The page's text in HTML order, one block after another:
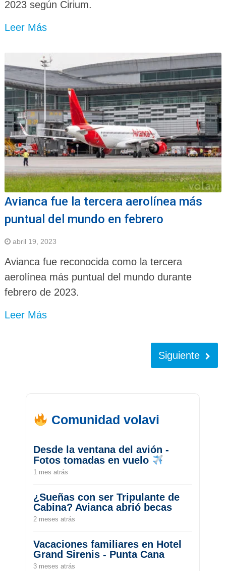
2023 según Cirium.
Leer Más
Avianca fue la tercera aerolínea más
puntual del mundo en febrero
abril 19, 2023
Avianca fue reconocida como la tercera
aerolínea más puntual del mundo durante
febrero de 2023.
Leer Más
Siguiente
Comunidad volavi
Desde la ventana del avión -
Fotos tomadas en vuelo
1 mes atrás
¿Sueñas con ser Tripulante de
Cabina? Avianca abrió becas
2 meses atrás
Vacaciones familiares en Hotel
Grand Sirenis - Punta Cana
3 meses atrás